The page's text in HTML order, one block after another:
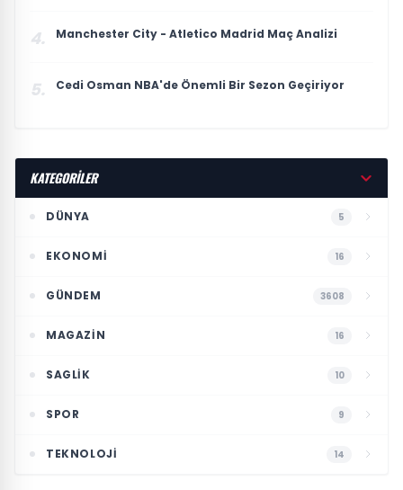
4. Manchester City - Atletico Madrid Maç Analizi
5. Cedi Osman NBA'de Önemli Bir Sezon Geçiriyor
KATEGORİLER
DÜNYA 5
EKONOMI 16
GÜNDEM 3608
MAGAZIN 16
SAGLIK 10
SPOR 9
TEKNOLOJI 14